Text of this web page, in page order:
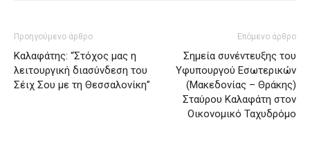
Προηγούμενο άρθρο
Καλαφάτης: “Στόχος μας η
λειτουργική διασύνδεση του
Σέιχ Σου με τη Θεσσαλονίκη”
Επόμενο άρθρο
Σημεία συνέντευξης του
Υφυπουργού Εσωτερικών
(Μακεδονίας – Θράκης)
Σταύρου Καλαφάτη στον
Οικονομικό Ταχυδρόμο